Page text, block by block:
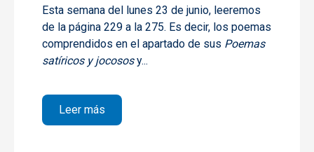
Esta semana del lunes 23 de junio, leeremos
de la página 229 a la 275. Es decir, los poemas
comprendidos en el apartado de sus Poemas
satíricos y jocososy...
Leer más